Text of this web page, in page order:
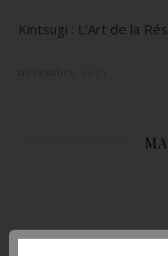
Kintsugi : L’Art de la